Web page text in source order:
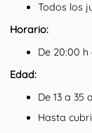
Todos los
Horario:
De 20:00 h
Edad:
De 13 a 35
Hasta